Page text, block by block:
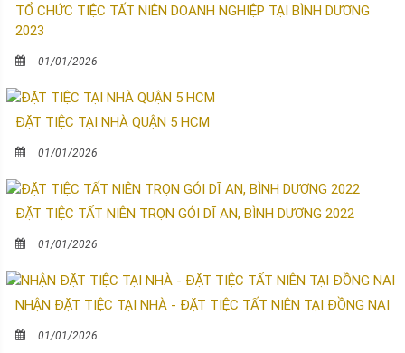
TỔ CHỨC TIỆC TẤT NIÊN DOANH NGHIỆP TẠI BÌNH DƯƠNG
2023
01/01/2026
ĐẶT TIỆC TẠI NHÀ QUẬN 5 HCM
01/01/2026
ĐẶT TIỆC TẤT NIÊN TRỌN GÓI DĨ AN, BÌNH DƯƠNG 2022
01/01/2026
NHẬN ĐẶT TIỆC TẠI NHÀ - ĐẶT TIỆC TẤT NIÊN TẠI ĐỒNG NAI
01/01/2026